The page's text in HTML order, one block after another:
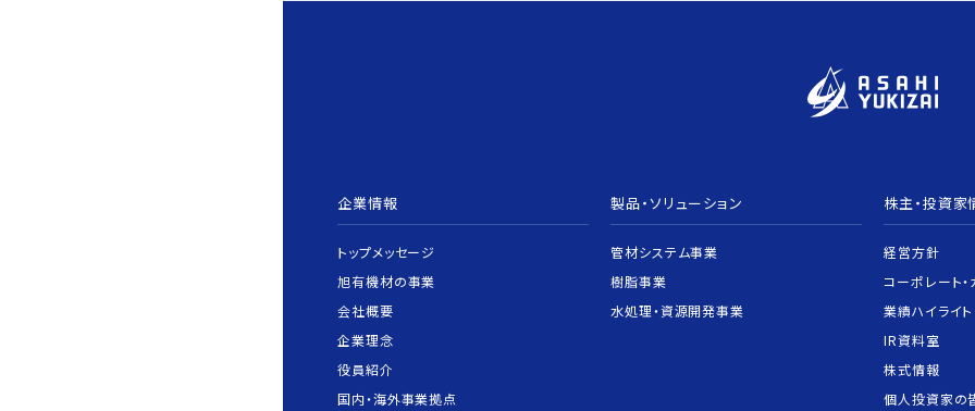
企業情報
トップメッセージ
旭有機材の事業
会社概要
企業理念
役員紹介
国内・海外事業拠点
製品・ソリューション
管材システム事業
樹脂事業
水処理・資源開発事業
株主・投資家
経営方針
コーポレート・
業績ハイライト
IR資料室
株式情報
個人投資家の